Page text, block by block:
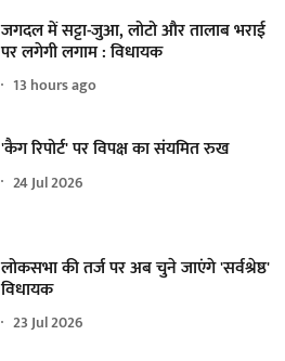
जगदल में सट्टा-जुआ, लोटो और तालाब भराई
पर लगेगी लगाम : विधायक
13 hours ago
'कैग रिपोर्ट' पर विपक्ष का संयमित रुख
24 Jul 2026
लोकसभा की तर्ज पर अब चुने जाएंगे 'सर्वश्रेष्ठ'
विधायक
23 Jul 2026